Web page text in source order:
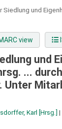
Siedlung und
view
und
...
Unter
Karl [Hrsg.]